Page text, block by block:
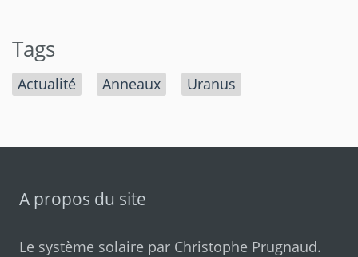
Tags
Actualité Anneaux Uranus
A propos du site
Le système solaire par Christophe Prugnaud.